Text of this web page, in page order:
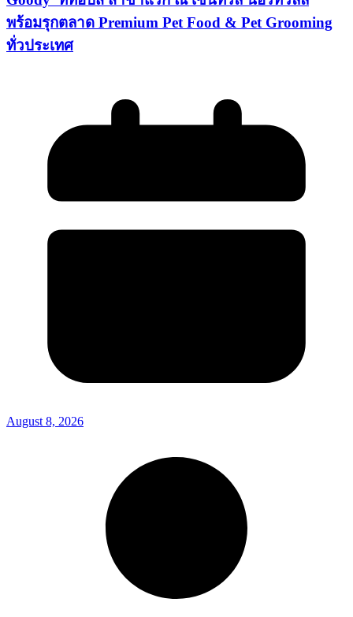
พร้อมรุกตลาด Premium Pet Food & Pet Grooming
ทั่วประเทศ
August 8, 2026